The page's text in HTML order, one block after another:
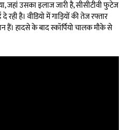
जहां उसका इलाज जारी है, सीसीटीवी फुटेज
है। वीडियो में गाड़ियों की तेज रफ्तार
हादसे के बाद स्कॉर्पियो चालक मौके से